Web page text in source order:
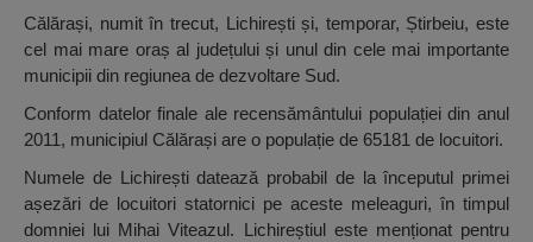
Călărași, numit în trecut, Lichirești și, temporar, Știrbeiu, este
cel mai mare oraș al județului și unul din cele mai importante
municipii din regiunea de dezvoltare Sud.
Conform datelor finale ale recensământului populației din anul
2011, municipiul Călărași are o populație de 65181 de locuitori.
Numele de Lichirești datează probabil de la începutul primei
așezări de locuitori statornici pe aceste meleaguri, în timpul
domniei lui Mihai Viteazul. Lichireștiul este menționat pentru